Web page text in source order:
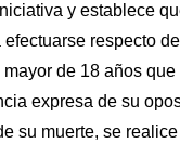
y establece
respecto
de 18 años que
expresa de su
su muerte, se